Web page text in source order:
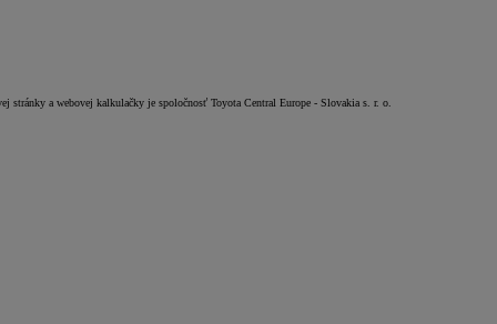
stránky a webovej kalkulačky je spoločnosť Toyota Central Europe - Slovakia s. r. o.